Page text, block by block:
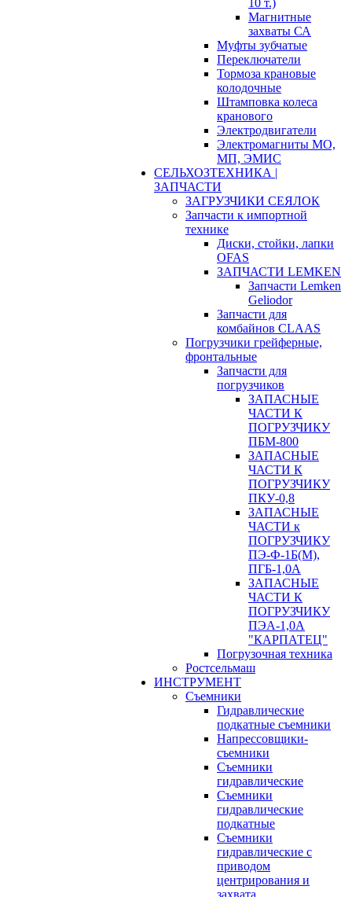
Магнитные
захваты СА
Муфты зубчатые
Переключатели
Тормоза крановые
колодочные
Штамповка колеса
кранового
Электродвигатели
Электромагниты МО,
МП, ЭМИС
СЕЛЬХОЗТЕХНИКА |
ЗАПЧАСТИ
ЗАГРУЗЧИКИ СЕЯЛОК
Запчасти к импортной
технике
Диски, стойки, лапки
OFAS
ЗАПЧАСТИ LEMKEN
Запчасти Lemken
Geliodor
Запчасти для
комбайнов CLAAS
Погрузчики грейферные,
фронтальные
Запчасти для
погрузчиков
ЗАПАСНЫЕ
ЧАСТИ К
ПОГРУЗЧИКУ
ПБМ-800
ЗАПАСНЫЕ
ЧАСТИ К
ПОГРУЗЧИКУ
ПКУ-0,8
ЗАПАСНЫЕ
ЧАСТИ к
ПОГРУЗЧИКУ
ПЭ-Ф-1Б(М),
ПГБ-1,0А
ЗАПАСНЫЕ
ЧАСТИ К
ПОГРУЗЧИКУ
ПЭА-1,0А
"КАРПАТЕЦ"
Погрузочная техника
Ростсельмаш
ИНСТРУМЕНТ
Съемники
Гидравлические
подкатные съемники
Напрессовщики-
съемники
Съемники
гидравлические
Съемники
гидравлические
подкатные
Съемники
гидравлические с
приводом
центрирования и
захвата